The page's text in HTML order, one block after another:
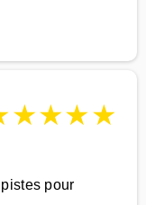
★★★★
pour